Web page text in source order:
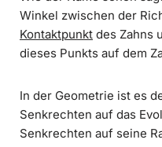
Winkel zwischen der
Kontaktpunkt des Zahns
dieses Punkts auf dem
In der Geometrie ist es
Senkrechten auf das
Senkrechten auf seine